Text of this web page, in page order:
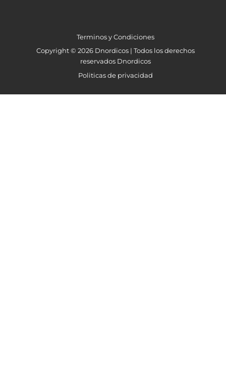
Terminos y Condiciones
Copyright © 2026 Dnordicos | Todos los derechos
reservados Dnordicos
Politicas de privacidad